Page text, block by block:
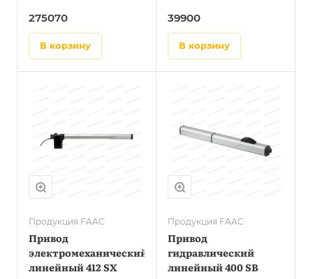
275070
в корзину
39900
в корзину
Продукция FAAC
Привод
электромеханический
линейный 412 SX
Продукция FAAC
Привод
гидравлический
линейный 400 SB